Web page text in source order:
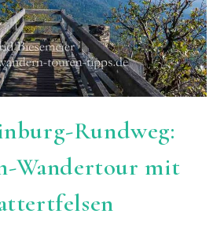
Rundweg:
Wandertour mit